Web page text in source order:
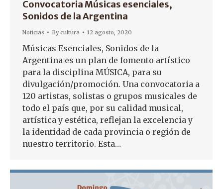
Convocatoria Músicas esenciales,
Sonidos de la Argentina
Noticias Bycultura 12 agosto, 2020
Músicas Esenciales, Sonidos de la
Argentina es un plan de fomento artístico
para la disciplina MÚSICA, para su
divulgación/promoción. Una convocatoria a
120 artistas, solistas o grupos musicales de
todo el país que, por su calidad musical,
artística y estética, reflejan la excelencia y
la identidad de cada provincia o región de
nuestro territorio. Esta…